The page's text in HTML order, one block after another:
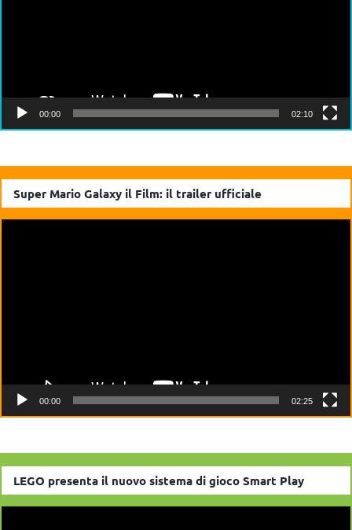
00:00 02:10
Super Mario Galaxy il Film: il trailer ufficiale
00:00 02:25
LEGO presenta il nuovo sistema di gioco Smart Play